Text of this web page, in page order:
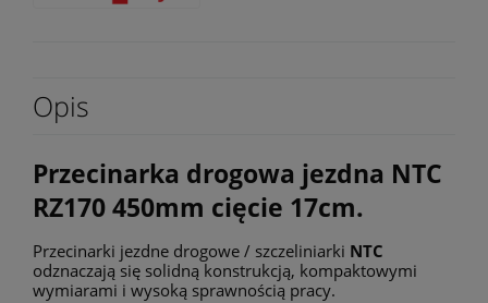
Opis
Przecinarka drogowa jezdna NTC
RZ170 450mm cięcie 17cm.
Przecinarki jezdne drogowe / szczeliniarki NTC
odznaczają się solidną konstrukcją, kompaktowymi
wymiarami i wysoką sprawnością pracy.